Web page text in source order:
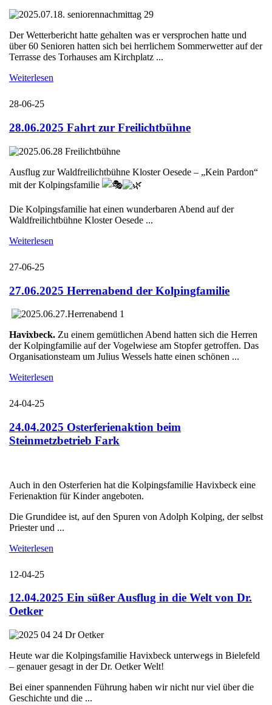
Der Wetterbericht hatte gehalten was er versprochen hatte und
über 60 Senioren hatten sich bei herrlichem Sommerwetter auf der
Terrasse des Torhauses am Kirchplatz ...
Weiterlesen
28-06-25
28.06.2025 Fahrt zur Freilichtbühne
Ausflug zur Waldfreilichtbühne Kloster Oesede – „Kein Pardon“
mit der Kolpingsfamilie
Die Kolpingsfamilie hat einen wunderbaren Abend auf der
Waldfreilichtbühne Kloster Oesede ...
Weiterlesen
27-06-25
27.06.2025 Herrenabend der Kolpingfamilie
Havixbeck. Zu einem gemütlichen Abend hatten sich die Herren
der Kolpingfamilie auf der Vogelwiese am Stopfer getroffen. Das
Organisationsteam um Julius Wessels hatte einen schönen ...
Weiterlesen
24-04-25
24.04.2025 Osterferienaktion beim
Steinmetzbetrieb Fark
Auch in den Osterferien hat die Kolpingsfamilie Havixbeck eine
Ferienaktion für Kinder angeboten.
Die Grundidee ist, auf den Spuren von Adolph Kolping, der selbst
Priester und ...
Weiterlesen
12-04-25
12.04.2025 Ein süßer Ausflug in die Welt von Dr.
Oetker
Heute war die Kolpingsfamilie Havixbeck unterwegs in Bielefeld
– genauer gesagt in der Dr. Oetker Welt!
Bei einer spannenden Führung haben wir nicht nur viel über die
Geschichte und die ...